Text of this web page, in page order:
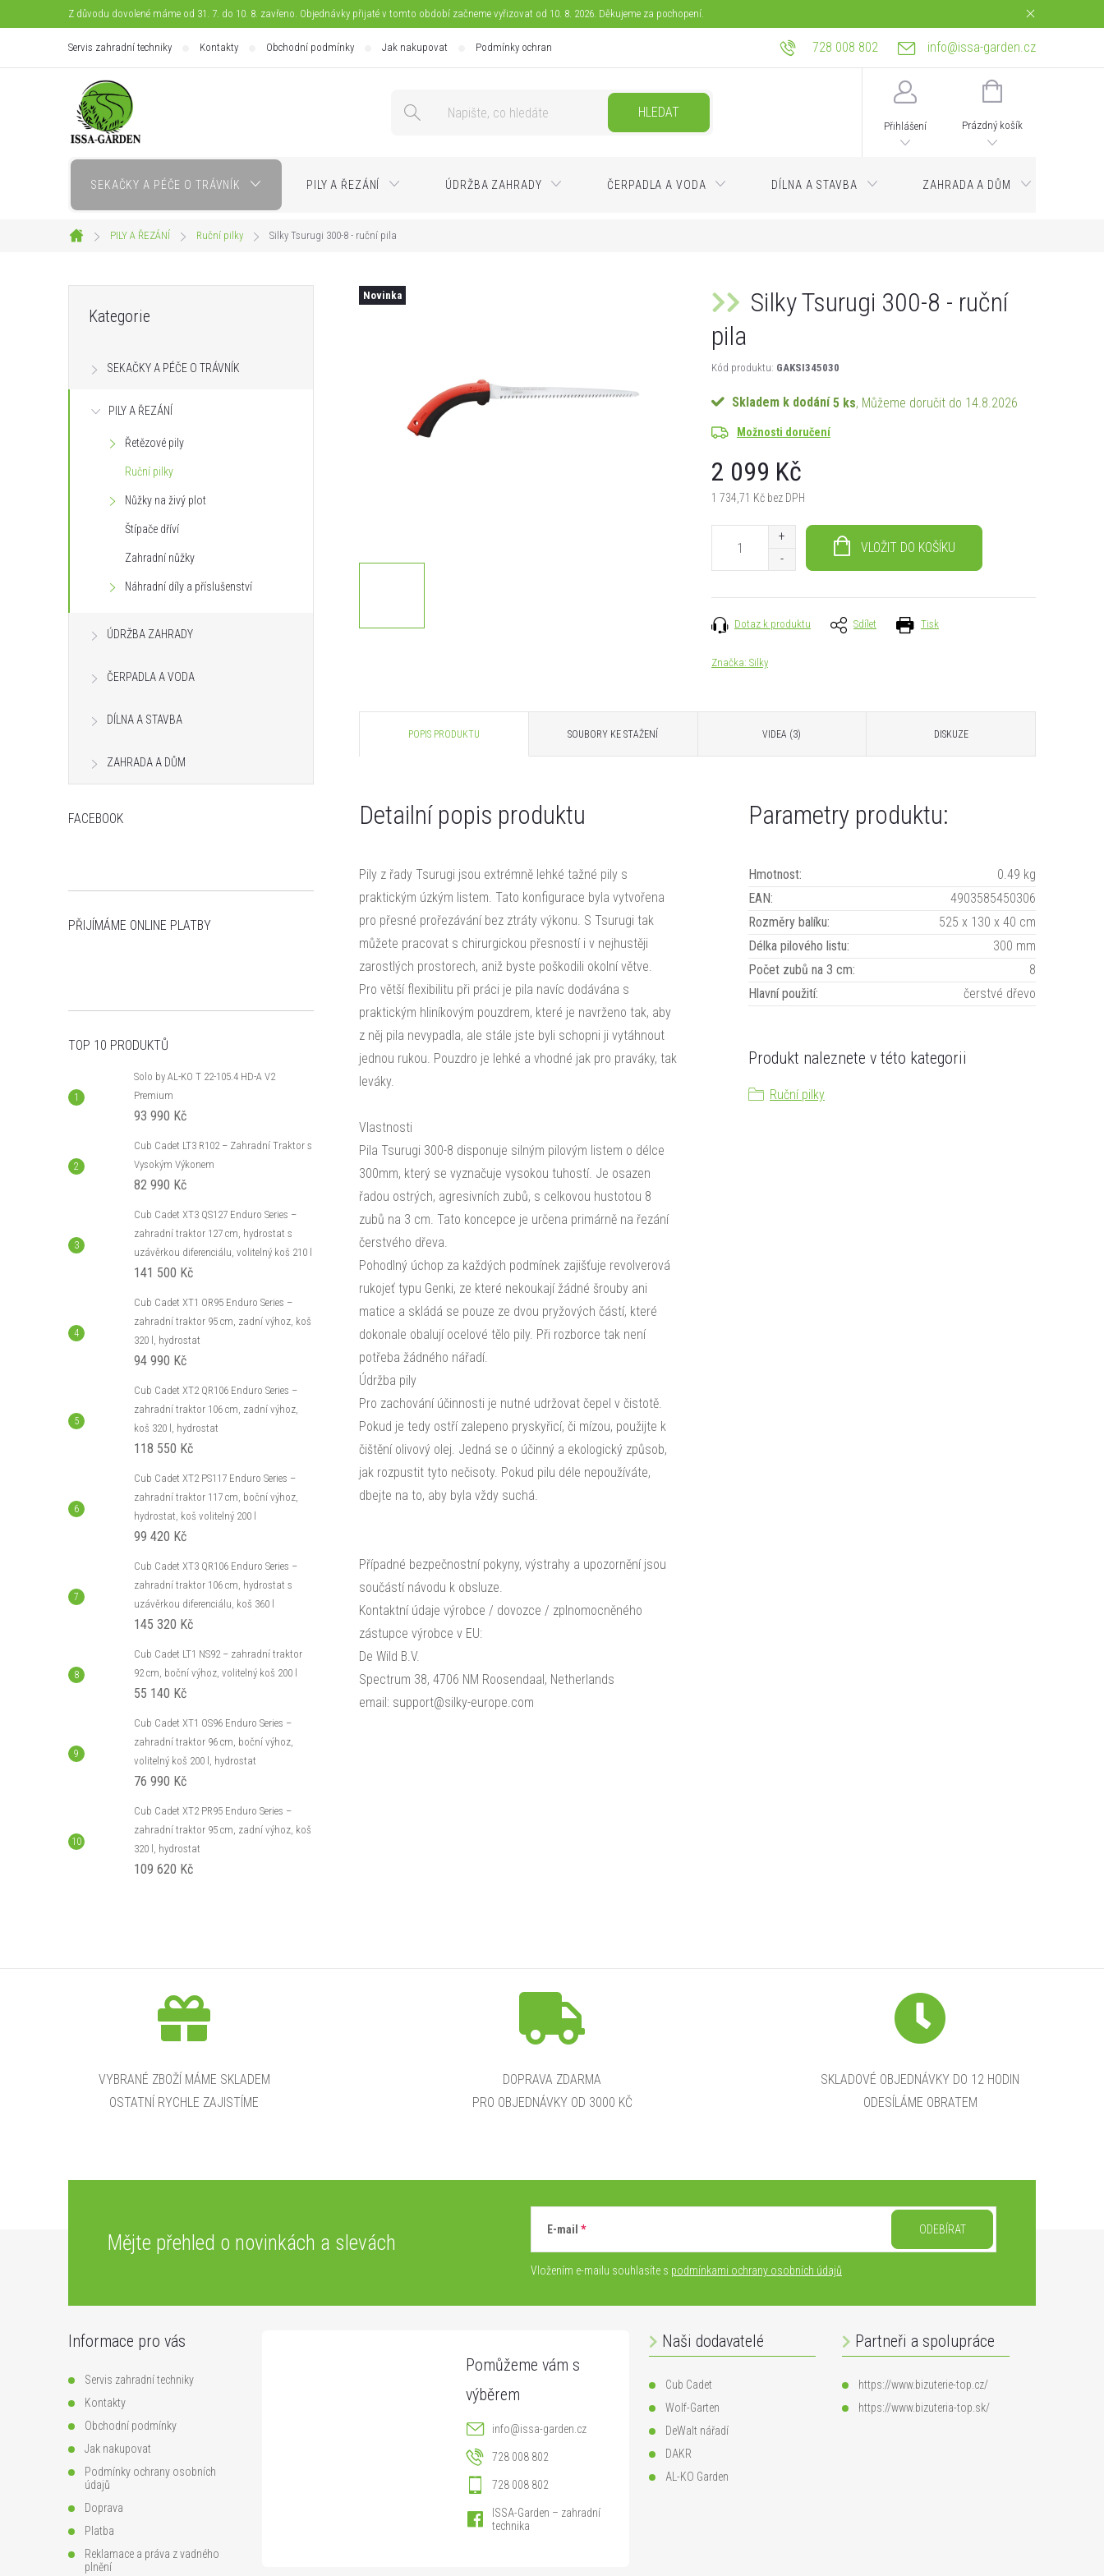
na
Z důvodu dovolené máme od 31. 7. do 10. 8. zavřeno. Objednávky přijaté v tomto období začneme vyřizovat od 10. 8. 2026. Děkujeme za pochopení.
728 008 802 info@issa-garden.cz
Servis zahradní techniky Kontakty Obchodní podmínky Jak nakupovat Podmínky ochrany osobních údajů Reklamace a práva z vadného plnění Bagrování a zemní práce
HLEDAT
Přihlášení
NÁKUPNÍ
Prázdný košík
SEKAČKY A PÉČE O TRÁVNÍK PILY A ŘEZÁNÍ ÚDRŽBA ZAHRADY ČERPADLA A VODA DÍLNA A STAVBA ZAHRADA A DŮM
Domů
PILY A ŘEZÁNÍ Ruční pilky Silky Tsurugi 300-8 - ruční pila
s
e
kategorie
Kategorie
SEKAČKY A PÉČE O TRÁVNÍK
PILY A ŘEZÁNÍ
Řetězové pily
Ruční pilky
Nůžky na živý plot
Štípače dříví
Zahradní nůžky
Náhradní díly a příslušenství
ÚDRŽBA ZAHRADY
ČERPADLA A VODA
DÍLNA A STAVBA
ZAHRADA A DŮM
FACEBOOK
PŘIJÍMÁME ONLINE PLATBY
TOP 10 PRODUKTŮ
Solo by AL-KO T 22-105.4 HD-A V2
Premium
93 990 Kč
Cub Cadet LT3 R102 – Zahradní Traktor s
Vysokým Výkonem
82 990 Kč
Cub Cadet XT3 QS127 Enduro Series –
zahradní traktor 127 cm, hydrostat s
uzávěrkou diferenciálu, volitelný koš 210 l
141 500 Kč
Cub Cadet XT1 OR95 Enduro Series –
zahradní traktor 95 cm, zadní výhoz, koš
320 l, hydrostat
94 990 Kč
Cub Cadet XT2 QR106 Enduro Series –
zahradní traktor 106 cm, zadní výhoz,
koš 320 l, hydrostat
118 550 Kč
Cub Cadet XT2 PS117 Enduro Series –
zahradní traktor 117 cm, boční výhoz,
hydrostat, koš volitelný 200 l
99 420 Kč
Cub Cadet XT3 QR106 Enduro Series –
zahradní traktor 106 cm, hydrostat s
uzávěrkou diferenciálu, koš 360 l
145 320 Kč
Cub Cadet LT1 NS92 – zahradní traktor
92 cm, boční výhoz, volitelný koš 200 l
55 140 Kč
Cub Cadet XT1 OS96 Enduro Series –
zahradní traktor 96 cm, boční výhoz,
volitelný koš 200 l, hydrostat
76 990 Kč
Cub Cadet XT2 PR95 Enduro Series –
zahradní traktor 95 cm, zadní výhoz, koš
320 l, hydrostat
109 620 Kč
Novinka
Silky Tsurugi 300-8 - ruční
pila
Kód produktu: GAKSI345030
Skladem k dodání 5 ks 14.8.2026
Možnosti doručení
2 099 Kč
1 734,71 Kč bez DPH
VLOŽIT DO KOŠÍKU
Tisk
Dotaz k produktu Sdílet
Značka: Silky
POPIS PRODUKTU SOUBORY KE STAŽENÍ VIDEA (3) DISKUZE
Detailní popis produktu
Pily z řady Tsurugi jsou extrémně lehké tažné pily s
praktickým úzkým listem. Tato konfigurace byla vytvořena
pro přesné prořezávání bez ztráty výkonu. S Tsurugi tak
můžete pracovat s chirurgickou přesností i v nejhustěji
zarostlých prostorech, aniž byste poškodili okolní větve.
Pro větší flexibilitu při práci je pila navíc dodávána s
praktickým hliníkovým pouzdrem, které je navrženo tak, aby
z něj pila nevypadla, ale stále jste byli schopni ji vytáhnout
jednou rukou. Pouzdro je lehké a vhodné jak pro praváky, tak
leváky.
Vlastnosti
Pila Tsurugi 300-8 disponuje silným pilovým listem o délce
300mm, který se vyznačuje vysokou tuhostí. Je osazen
řadou ostrých, agresivních zubů, s celkovou hustotou 8
zubů na 3 cm. Tato koncepce je určena primárně na řezání
čerstvého dřeva.
Pohodlný úchop za každých podmínek zajišťuje revolverová
rukojeť typu Genki, ze které nekoukají žádné šrouby ani
matice a skládá se pouze ze dvou pryžových částí, které
dokonale obalují ocelové tělo pily. Při rozborce tak není
potřeba žádného nářadí.
Údržba pily
Pro zachování účinnosti je nutné udržovat čepel v čistotě.
Pokud je tedy ostří zalepeno pryskyřicí, či mízou, použijte k
čištění olivový olej. Jedná se o účinný a ekologický způsob,
jak rozpustit tyto nečisoty. Pokud pilu déle nepoužíváte,
dbejte na to, aby byla vždy suchá.
Případné bezpečnostní pokyny, výstrahy a upozornění jsou
součástí návodu k obsluze.
Kontaktní údaje výrobce / dovozce / zplnomocněného
zástupce výrobce v EU:
De Wild B.V.
Spectrum 38, 4706 NM Roosendaal, Netherlands
email: support@silky-europe.com
Parametry produktu:
Hmotnost:
0.49 kg
EAN:
4903585450306
Rozměry balíku:
525 x 130 x 40 cm
Délka pilového listu:
300 mm
Počet zubů na 3 cm:
8
Hlavní použití: čerstvé dřevo
Produkt naleznete v této kategorii
Ruční pilky
VYBRANÉ ZBOŽÍ MÁME SKLADEM
OSTATNÍ RYCHLE ZAJISTÍME
DOPRAVA ZDARMA
PRO OBJEDNÁVKY OD 3000 KČ
SKLADOVÉ OBJEDNÁVKY DO 12 HODIN
ODESÍLÁME OBRATEM
Mějte přehled o novinkách a slevách
E-mail
Vložením e-mailu souhlasíte s podmínkami ochrany osobních údajů
ODEBÍRAT
Informace pro vás
Servis zahradní techniky
Kontakty
Obchodní podmínky
Jak nakupovat
Podmínky ochrany osobních
údajů
Doprava
Platba
Reklamace a práva z vadného
plnění
info@issa-garden.cz
728 008 802
728 008 802
ISSA-Garden – zahradní
technika
Naši dodavatelé
Cub Cadet
Wolf-Garten
DeWalt nářadí
DAKR
AL-KO Garden
Partneři a spolupráce
https://www.bizuterie-top.cz/
https://www.bizuteria-top.sk/